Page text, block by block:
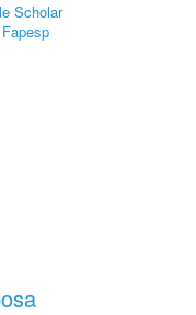
Scholar
Fapesp